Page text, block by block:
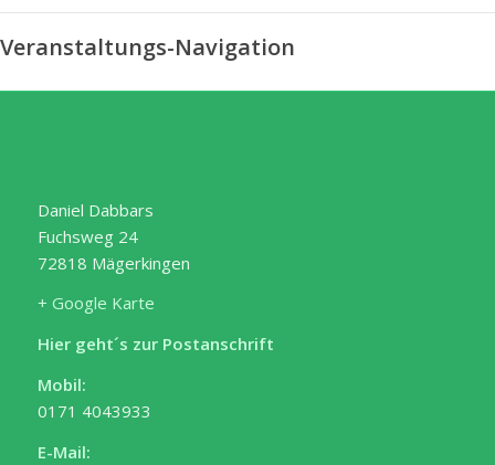
Veranstaltungs-Navigation
Daniel Dabbars
Fuchsweg 24
72818 Mägerkingen
+ Google Karte
Hier geht´s zur Postanschrift
Mobil:
0171 4043933
E-Mail: